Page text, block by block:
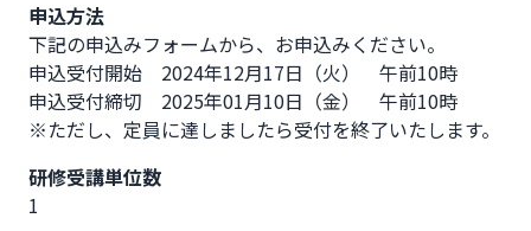
申込方法
下記の申込みフォームから、お申込みください。
申込受付開始　2024年12月17日（火）　午前10時
申込受付締切　2025年01月10日（金）　午前10時
※ただし、定員に達しましたら受付を終了いたします。
研修受講単位数
1